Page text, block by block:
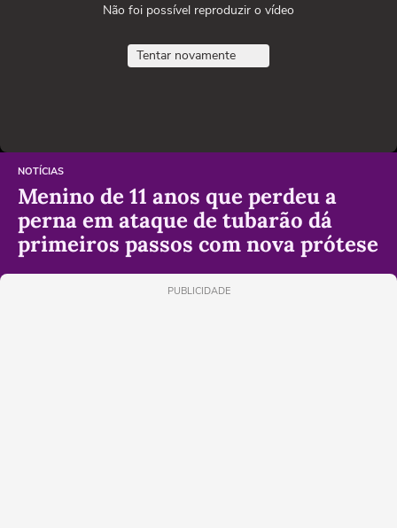
Não foi possível reproduzir o vídeo
Tentar novamente
NOTÍCIAS
Menino de 11 anos que perdeu a
perna em ataque de tubarão dá
primeiros passos com nova prótese
PUBLICIDADE